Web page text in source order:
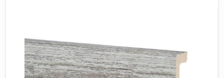
33 класс
Плинтус
Кварцевый ламинат SPC